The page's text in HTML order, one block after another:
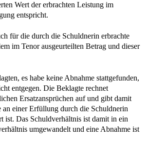
Wert der erbrachten Leistung im
entspricht.
für die durch die Schuldnerin erbrachte
im Tenor ausgeurteilten Betrag und dieser
es habe keine Abnahme stattgefunden,
entgegen. Die Beklagte rechnet
Ersatzansprüchen auf und gibt damit
an einer Erfüllung durch die Schuldnerin
ist. Das Schuldverhältnis ist damit in ein
umgewandelt und eine Abnahme ist